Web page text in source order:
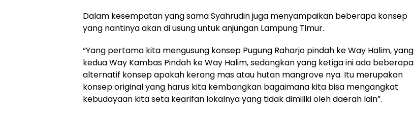
Dalam kesempatan yang sama Syahrudin juga menyampaikan beberapa konsep
yang nantinya akan di usung untuk anjungan Lampung Timur.
“Yang pertama kita mengusung konsep Pugung Raharjo pindah ke Way Halim, yang
kedua Way Kambas Pindah ke Way Halim, sedangkan yang ketiga ini ada beberapa
alternatif konsep apakah kerang mas atau hutan mangrove nya. Itu merupakan
konsep original yang harus kita kembangkan bagaimana kita bisa mengangkat
kebudayaan kita seta kearifan lokalnya yang tidak dimiliki oleh daerah lain”.